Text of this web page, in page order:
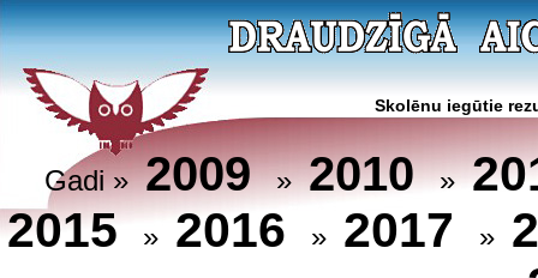
Skolēnu iegūtie
Gadi »2009»2010»
2015 » 2016 » 2017 »